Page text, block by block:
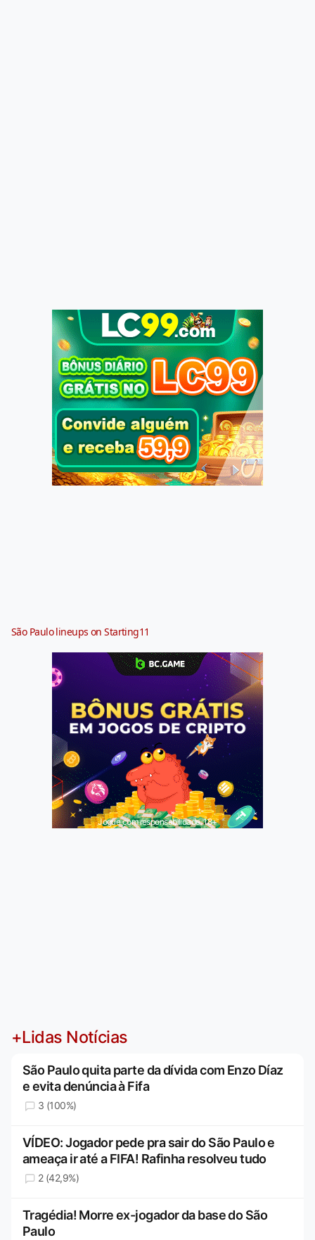
São Paulo lineups on Starting11
Jogue com responsabilidade. 18+
+Lidas Notícias
São Paulo quita parte da dívida com Enzo Díaz
e evita denúncia à Fifa
3 (100%)
VÍDEO: Jogador pede pra sair do São Paulo e
ameaça ir até a FIFA! Rafinha resolveu tudo
2 (42,9%)
Tragédia! Morre ex-jogador da base do São
Paulo